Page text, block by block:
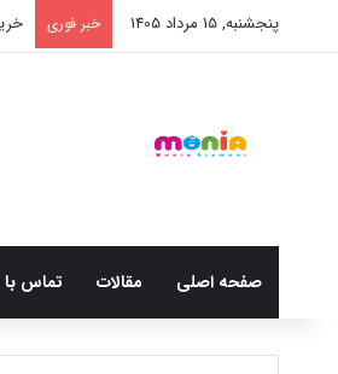
پنجشنبه, 15 مرداد 1405 خبر فوری
صفحه اصلی مقالات تماس با